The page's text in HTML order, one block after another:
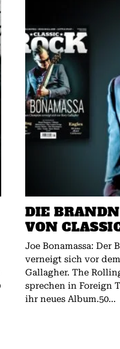
DIE
VON
Joe Bonamassa: Der
verneigt sich vor
Gallagher. The Rolling Stones: Die Legenden
sprechen in Foreign
ihr neues Album.50...